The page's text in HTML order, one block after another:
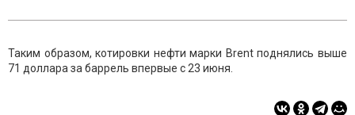
Таким образом, котировки нефти марки Brent поднялись выше
71 доллара за баррель впервые с 23 июня.